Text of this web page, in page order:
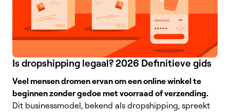
Is dropshipping legaal? 2026 Definitieve gids
Veel mensen dromen ervan om een online winkel te
beginnen zonder gedoe met voorraad of verzending.
Dit businessmodel, bekend als dropshipping, spreekt